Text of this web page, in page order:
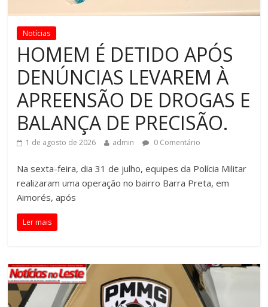
Notícias
HOMEM É DETIDO APÓS
DENÚNCIAS LEVAREM À
APREENSÃO DE DROGAS E
BALANÇA DE PRECISÃO.
1 de agosto de 2026 admin 0 Comentário
Na sexta-feira, dia 31 de julho, equipes da Polícia Militar
realizaram uma operação no bairro Barra Preta, em
Aimorés, após
Ler mais